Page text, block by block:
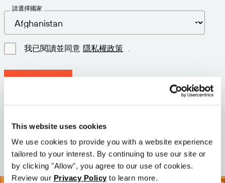
This website uses cookies
We use cookies to provide you with a website experience
tailored to your interest. By continuing to use our site or
by clicking "Allow", you agree to our use of cookies.
Review our Privacy Policy to learn more.
請選擇國家
我已閱讀並同意 隱私權政策
尺寸: 110.0 M
日期: 2026-05-05